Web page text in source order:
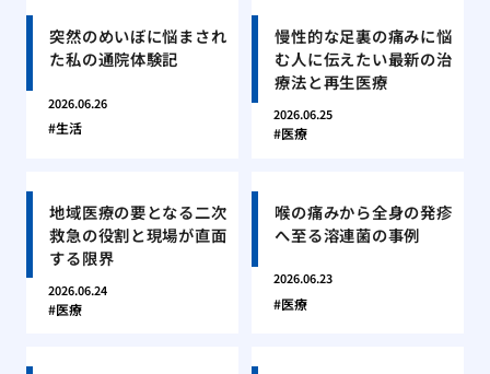
突然のめいぼに悩まされ
た私の通院体験記
2026.06.26
生活
慢性的な足裏の痛みに悩
む人に伝えたい最新の治
療法と再生医療
2026.06.25
医療
地域医療の要となる二次
救急の役割と現場が直面
する限界
2026.06.24
医療
喉の痛みから全身の発疹
へ至る溶連菌の事例
2026.06.23
医療